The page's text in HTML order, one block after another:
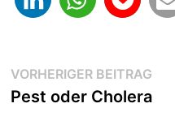
VORHERIGER BEITRAG
Pest oder Cholera